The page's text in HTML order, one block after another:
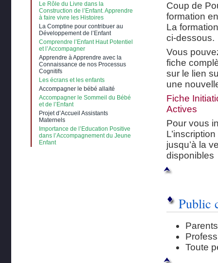
Coup de
formation
La
ci-dessous.
Vous
fiche
sur le lien
une
Fiche
Actives
Pour vous
jusqu’à la
disponibles
Public
Toute
Le Rôle du Livre dans la
Construction de l’Enfant. Apprendre
à faire vivre les Histoires
La Comptine pour contribuer au
Développement de l’Enfant
Comprendre l’Enfant Haut Potentiel
et l’Accompagner
Apprendre à Apprendre avec la
Connaissance de nos Processus
Cognitifs
Les écrans et les enfants
Accompagner le bébé allaité
Accompagner le Sommeil du Bébé
et de l’Enfant
Projet d’Accueil Assistants
Maternels
Importance de l’Education Positive
dans l’Accompagnement du Jeune
Enfant